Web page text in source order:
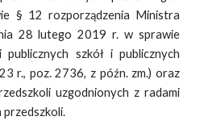
§ 12 rozporządzenia Ministra
28 lutego 2019 r. w sprawie
publicznych szkół i publicznych
r., poz. 2736, z późn. zm.) oraz
uzgodnionych z radami